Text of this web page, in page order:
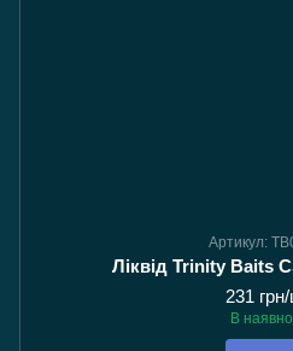
Артикул:
Ліквід Trinity Baits
231
В